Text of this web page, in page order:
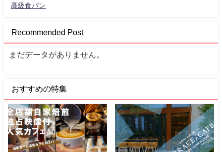
高級食パン
Recommended Post
まだデータがありません。
おすすめの特集